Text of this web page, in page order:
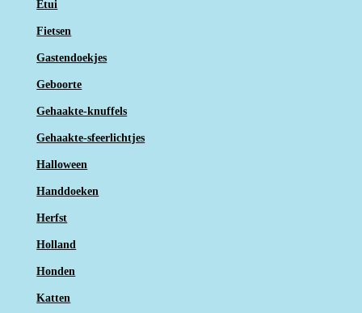
Etui
Fietsen
Gastendoekjes
Geboorte
Gehaakte-knuffels
Gehaakte-sfeerlichtjes
Halloween
Handdoeken
Herfst
Holland
Honden
Katten